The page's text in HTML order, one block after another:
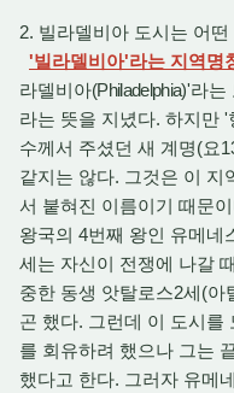
2. 빌라델비아 도시는 어
'빌라델비아'라는 지역명
라델비아(Philadelphia)'라는
라는 뜻을 지녔다. 하지만
수께서 주셨던 새 계명(요
같지는 않다. 그것은 이 지
서 붙혀진 이름이기 때문
왕국의 4번째 왕인 유메네
세는 자신이 전쟁에 나갈
중한 동생 앗탈로스2세(아
곤 했다. 그런데 이 도시를
를 회유하려 했으나 그는
했다고 한다. 그러자 유메